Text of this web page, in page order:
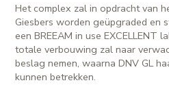
Het complex zal in opdracht van
Giesbers worden geüpgraded en
een BREEAM in use EXCELLENT
totale verbouwing zal naar
beslag nemen, waarna DNV GL
kunnen betrekken.